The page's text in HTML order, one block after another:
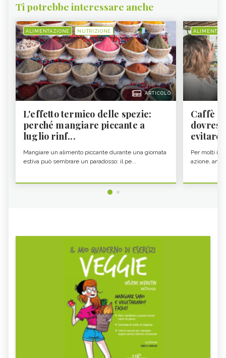
Ti potrebbe interessare anche
ALIMENTAZIONE NUTRIZIONE
ARTICOLO
L'effetto termico delle spezie:
perché mangiare piccante a
luglio rinf...
Mangiare un alimento piccante durante una giornata
estiva può sembrare un paradosso: il pe...
Caffè
evitare
Per molti il
azione,